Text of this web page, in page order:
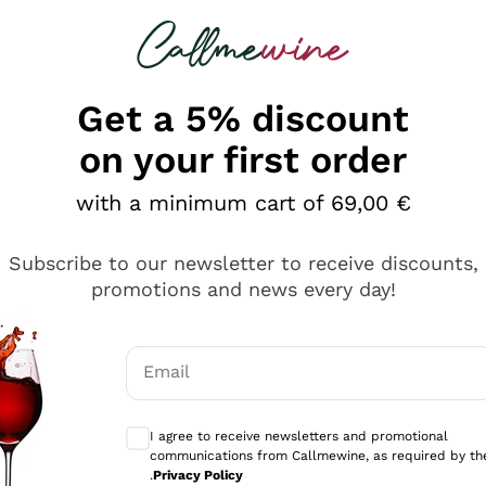
looking for
è male ma secondo me ci sono alternative che
Get a 5% discount
on your first order
with a minimum cart of 69,00 €
Subscribe to our newsletter to receive discounts,
promotions and news every day!
Email
I agree to receive newsletters and promotional
communications from Callmewine, as required by
.Privacy Policy